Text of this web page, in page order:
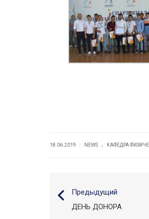
18.06.2019 NEWS . КАФЕДРА
Предыдущий
ДЕНЬ ДОНОРА